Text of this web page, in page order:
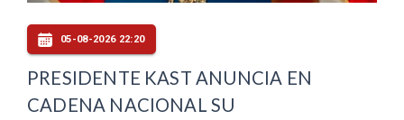
05-08-2026 22:20
PRESIDENTE KAST ANUNCIA EN
CADENA NACIONAL SU